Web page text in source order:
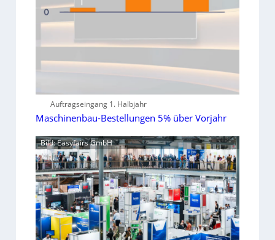
Auftragseingang 1. Halbjahr
Maschinenbau-Bestellungen 5% über Vorjahr
Bild: Easyfairs GmbH